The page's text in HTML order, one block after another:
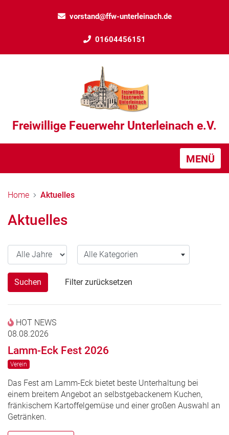
vorstand@ffw-unterleinach.de
01604456151
Freiwillige Feuerwehr Unterleinach e.V.
MENÜ
Home Aktuelles
Aktuelles
Alle Jahre Alle Kategorien
Alle Kategorien
Suchen Filter zurücksetzen
HOT NEWS
08.08.2026
Lamm-Eck Fest 2026
Verein
Das Fest am Lamm-Eck bietet beste Unterhaltung bei
einem breitem Angebot an selbstgebackenem Kuchen,
fränkischem Kartoffelgemüse und einer großen Auswahl an
Getränken.